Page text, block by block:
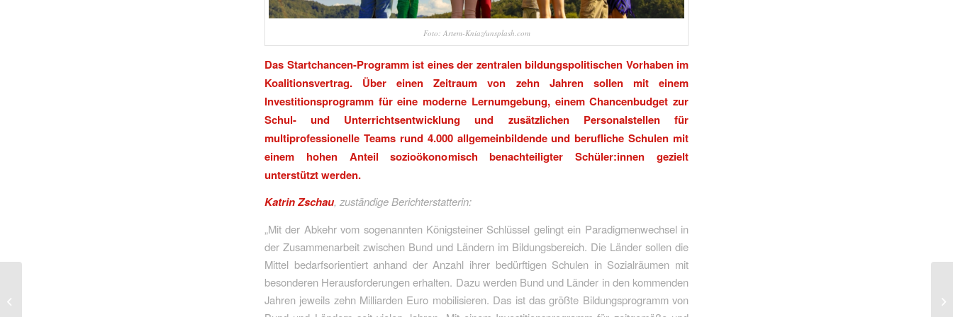
Foto: Artem-Kniaz/unsplash.com
Das Startchancen-Programm ist eines der zentralen bildungspolitischen Vorhaben im
Koalitionsvertrag. Über einen Zeitraum von zehn Jahren sollen mit einem
Investitionsprogramm für eine moderne Lernumgebung, einem Chancenbudget zur
Schul- und Unterrichtsentwicklung und zusätzlichen Personalstellen für
multiprofessionelle Teams rund 4.000 allgemeinbildende und berufliche Schulen mit
einem hohen Anteil sozioökonomisch benachteiligter Schüler:innen gezielt
unterstützt werden.
Katrin Zschau, zuständige Berichterstatterin:
„Mit der Abkehr vom sogenannten Königsteiner Schlüssel gelingt ein Paradigmenwechsel in
der Zusammenarbeit zwischen Bund und Ländern im Bildungsbereich. Die Länder sollen die
Mittel bedarfsorientiert anhand der Anzahl ihrer bedürftigen Schulen in Sozialräumen mit
besonderen Herausforderungen erhalten. Dazu werden Bund und Länder in den kommenden
Jahren jeweils zehn Milliarden Euro mobilisieren. Das ist das größte Bildungsprogramm von